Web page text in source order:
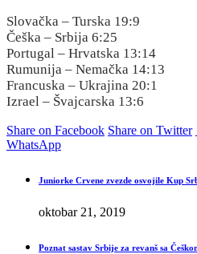
Slovačka – Turska 19:9
Češka – Srbija 6:25
Portugal – Hrvatska 13:14
Rumunija – Nemačka 14:13
Francuska – Ukrajina 20:1
Izrael – Švajcarska 13:6
Share on Facebook Share on Twitter
WhatsApp
Juniorke Crvene zvezde osvojile Kup
oktobar 21, 2019
Poznat sastav Srbije za revanš sa